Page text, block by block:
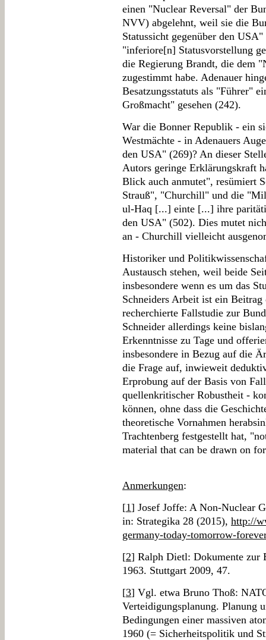
einen "Nuclear Reversal" der
NVV) abgelehnt, weil sie die
Statussicht gegenüber den
"inferiore[n] Statusvorstellung
die Regierung Brandt, die dem
zugestimmt habe. Adenauer
Besatzungsstatuts als "Führer"
Großmacht" gesehen (242).
War die Bonner Republik - ein
Westmächte - in Adenauers
den USA" (269)? An dieser
Autors geringe Erklärungskraft
Blick auch anmutet", resümiert
Strauß", "Churchill" und die
ul-Haq [...] einte [...] ihre
den USA" (502). Dies mutet
an - Churchill vielleicht
Historiker und
Austausch stehen, weil beide
insbesondere wenn es um das
Schneiders Arbeit ist ein Beitrag
recherchierte Fallstudie zur
Schneider allerdings keine
Erkenntnisse zu Tage und
insbesondere in Bezug auf die
die Frage auf, inwieweit
Erprobung auf der Basis von
quellenkritischer Robustheit -
können, ohne dass die
theoretische Vornahmen
Trachtenberg festgestellt hat,
material that can be drawn on
Anmerkungen:
[1] Josef Joffe: A Non-Nuclear
in: Strategika 28 (2015), http://
germany-today-tomorrow-forever
[2] Ralph Dietl: Dokumente zur
1963. Stuttgart 2009, 47.
[3] Vgl. etwa Bruno Thoß:
Verteidigungsplanung. Planung
Bedingungen einer massiven
1960 (= Sicherheitspolitik und